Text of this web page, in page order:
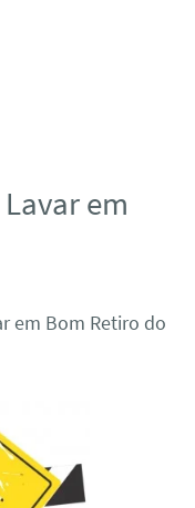
em
em Bom Retiro do